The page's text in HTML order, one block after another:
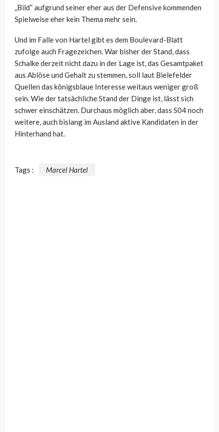
„Bild“ aufgrund seiner eher aus der Defensive kommenden
Spielweise eher kein Thema mehr sein.
Und im Falle von Hartel gibt es dem Boulevard-Blatt
zufolge auch Fragezeichen. War bisher der Stand, dass
Schalke derzeit nicht dazu in der Lage ist, das Gesamtpaket
aus Ablöse und Gehalt zu stemmen, soll laut Bielefelder
Quellen das königsblaue Interesse weitaus weniger groß
sein. Wie der tatsächliche Stand der Dinge ist, lässt sich
schwer einschätzen. Durchaus möglich aber, dass S04 noch
weitere, auch bislang im Ausland aktive Kandidaten in der
Hinterhand hat.
Tags : Marcel Hartel